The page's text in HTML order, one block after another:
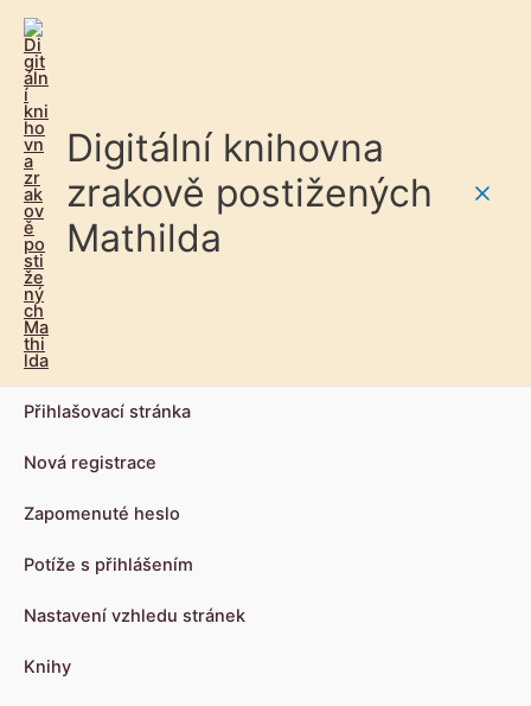
Digitální knihovna
zrakově postižených
Mathilda
Přihlašovací stránka
Nová registrace
Zapomenuté heslo
Potíže s přihlášením
Nastavení vzhledu stránek
Knihy